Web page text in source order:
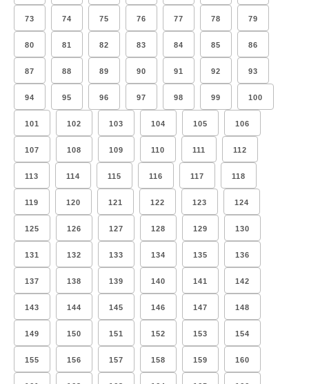
73 74 75 76 77 78 79
80 81 82 83 84 85 86
87 88 89 90 91 92 93
94 95 96 97 98 99 100
101 102 103 104 105 106
107 108 109 110 111 112
113 114 115 116 117 118
119 120 121 122 123 124
125 126 127 128 129 130
131 132 133 134 135 136
137 138 139 140 141 142
143 144 145 146 147 148
149 150 151 152 153 154
155 156 157 158 159 160